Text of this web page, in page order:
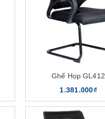
Ghế Họp GL412
1.381.000₫